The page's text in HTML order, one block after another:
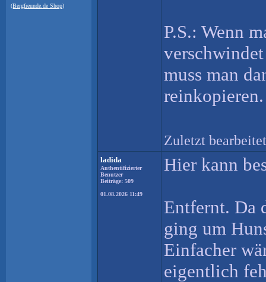
(Bergfreunde.de Shop)
P.S.: Wenn
muss man
Zuletzt
ladida
Authentifizierter
Benutzer
Beiträge: 509
01.08.2026 11:49
Hier kann
Entfernt. Da
ging um
Einfacher
eigentlich